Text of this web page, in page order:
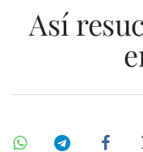
Así